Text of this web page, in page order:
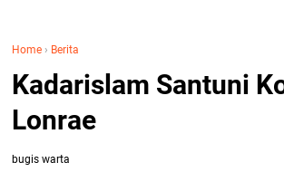
Home › Berita
Kadarislam Santuni
Lonrae
bugis warta